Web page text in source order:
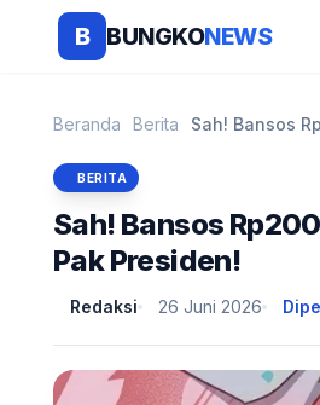
B BUNGKONEWS
Beranda Berita
BERITA
Sah! Bansos
Pak Presiden!
Redaksi 26 Juni 2026